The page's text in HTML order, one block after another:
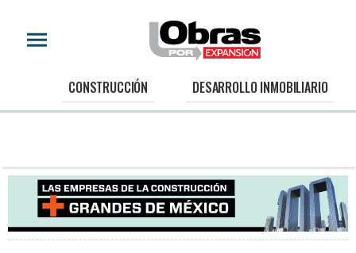
CONSTRUCCIÓN DESARROLLO INMOBILIARIO